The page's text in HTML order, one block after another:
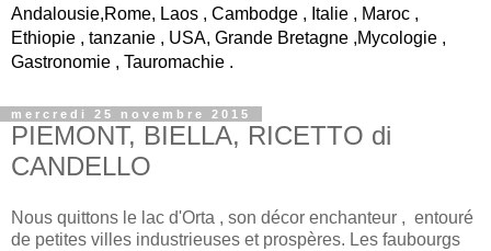
Andalousie,Rome, Laos , Cambodge , Italie , Maroc ,
Ethiopie , tanzanie , USA, Grande Bretagne ,Mycologie ,
Gastronomie , Tauromachie .
mercredi 25 novembre 2015
PIEMONT, BIELLA, RICETTO di
CANDELLO
Nous quittons le lac d'Orta , son décor enchanteur , entouré
de petites villes industrieuses et prospères. Les faubourgs